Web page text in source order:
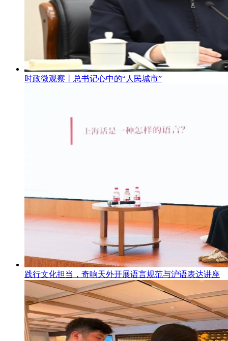
时政微观察丨总书记心中的“人民城市”
践行文化担当，奇响天外开展语言规范与沪语表达讲座